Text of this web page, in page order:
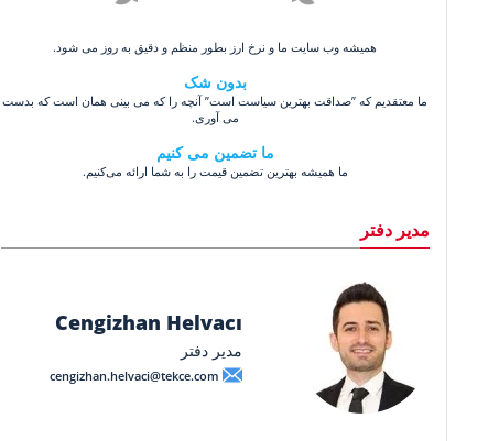
همیشه وب سایت ما و نرخ ارز بطور منظم و دقیق به روز می شود.
بدون شک
ما معتقدیم که ”صداقت بهترین سیاست است” آنچه را که می بینی همان است که بدست
می آوری.
ما تضمین می کنیم
ما همیشه بهترین تضمین قیمت را به شما ارائه می‌کنیم.
مدیر دفتر
Cengizhan Helvacı
مدیر دفتر
cengizhan.helvaci@tekce.com